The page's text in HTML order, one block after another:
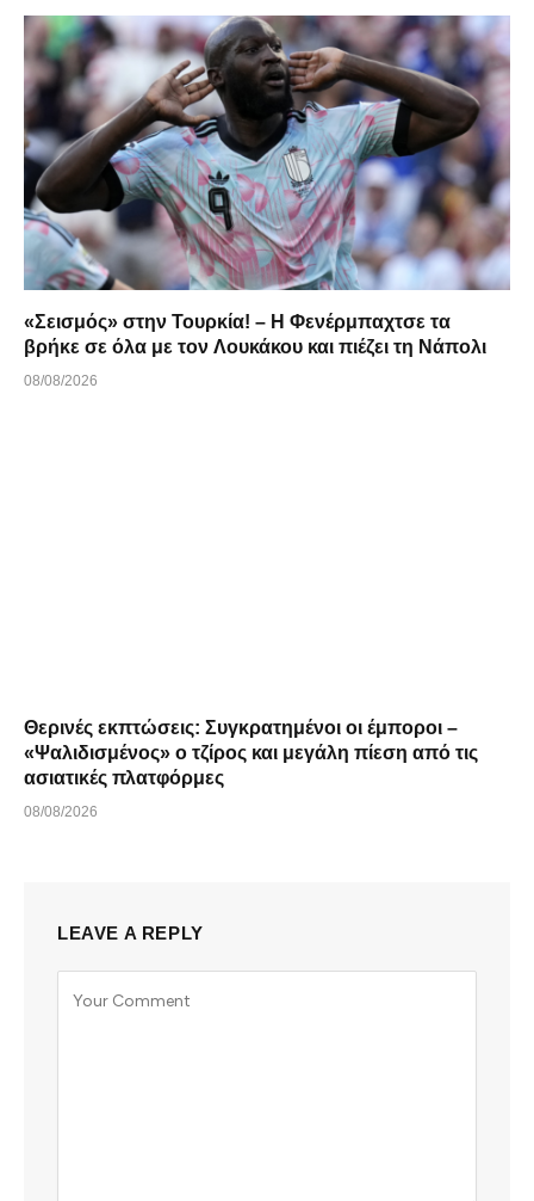
«Σεισμός» στην Τουρκία! – Η Φενέρμπαχτσε τα
βρήκε σε όλα με τον Λουκάκου και πιέζει τη Νάπολι
08/08/2026
Θερινές εκπτώσεις: Συγκρατημένοι οι έμποροι –
«Ψαλιδισμένος» ο τζίρος και μεγάλη πίεση από τις
ασιατικές πλατφόρμες
08/08/2026
LEAVE A REPLY